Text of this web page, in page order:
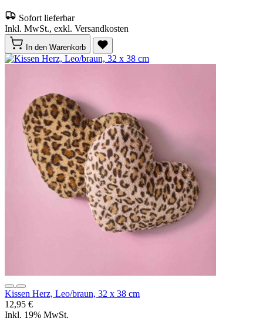
Sofort lieferbar
Inkl. MwSt., exkl. Versandkosten
In den Warenkorb
Kissen Herz, Leo/braun, 32 x 38 cm
12,95 €
Inkl. 19% MwSt.